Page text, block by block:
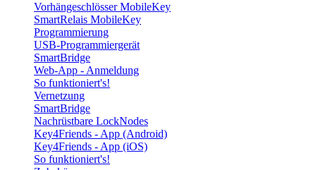
Vorhängeschlösser MobileKey
SmartRelais MobileKey
Programmierung
USB-Programmiergerät
SmartBridge
Web-App - Anmeldung
So funktioniert's!
Vernetzung
SmartBridge
Nachrüstbare LockNodes
Key4Friends - App (Android)
Key4Friends - App (iOS)
So funktioniert's!